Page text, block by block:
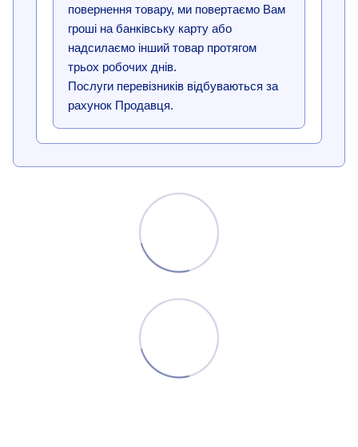
повернення товару, ми повертаємо Вам
гроші на банківську карту або
надсилаємо інший товар протягом
трьох робочих днів.
Послуги перевізників відбуваються за
рахунок Продавця.